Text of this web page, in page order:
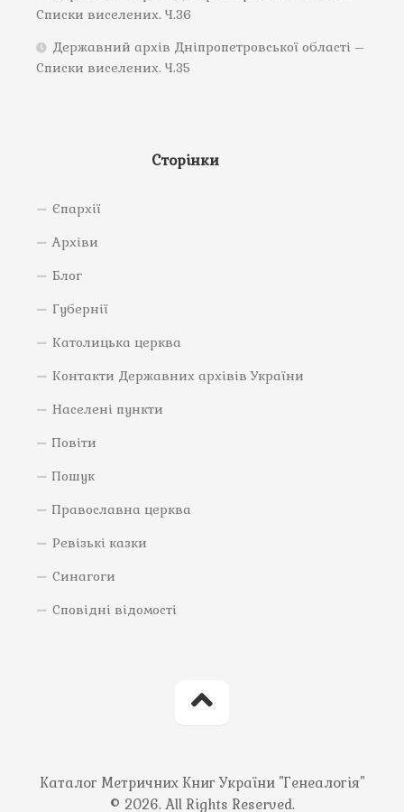
Списки виселених. Ч.36
Державний архів Дніпропетровської області –
Списки виселених. Ч.35
Сторінки
Єпархії
Архіви
Блог
Губернії
Католицька церква
Контакти Державних архівів України
Населені пункти
Повіти
Пошук
Православна церква
Ревізькі казки
Синагоги
Сповідні відомості
Каталог Метричних Книг України "Генеалогія"
© 2026. All Rights Reserved.